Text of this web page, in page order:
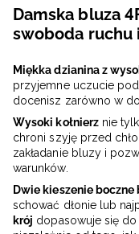
Damska bluza
swoboda ruchu
Miękka dzianina z
przyjemne uczucie
docenisz zarówno w
Wysoki kołnierznie
chroni szyję przed
zakładanie bluzy i
warunków.
Dwie kieszenie boczne
schować dłonie lub
krój dopasowuje się